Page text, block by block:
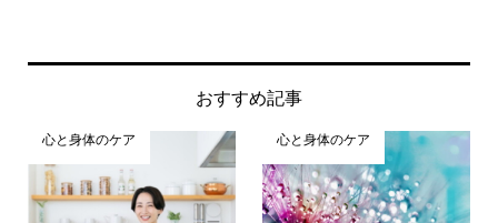
おすすめ記事
心と身体のケア 心と身体のケア